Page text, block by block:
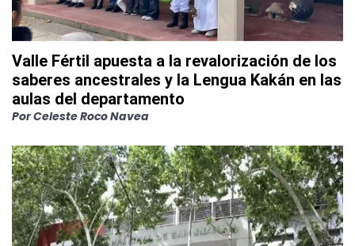
Valle Fértil apuesta a la revalorización de los
saberes ancestrales y la Lengua Kakán en las
aulas del departamento
PorCeleste Roco Navea